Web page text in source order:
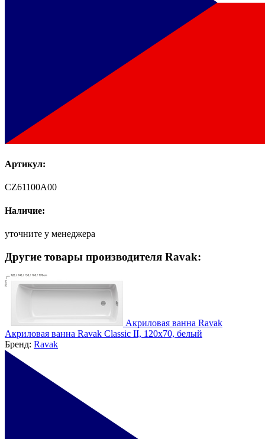
Артикул:
CZ61100A00
Наличие:
уточните у менеджера
Другие товары производителя Ravak:
Акриловая ванна Ravak
Акриловая ванна Ravak Classic II, 120x70, белый
Бренд: Ravak